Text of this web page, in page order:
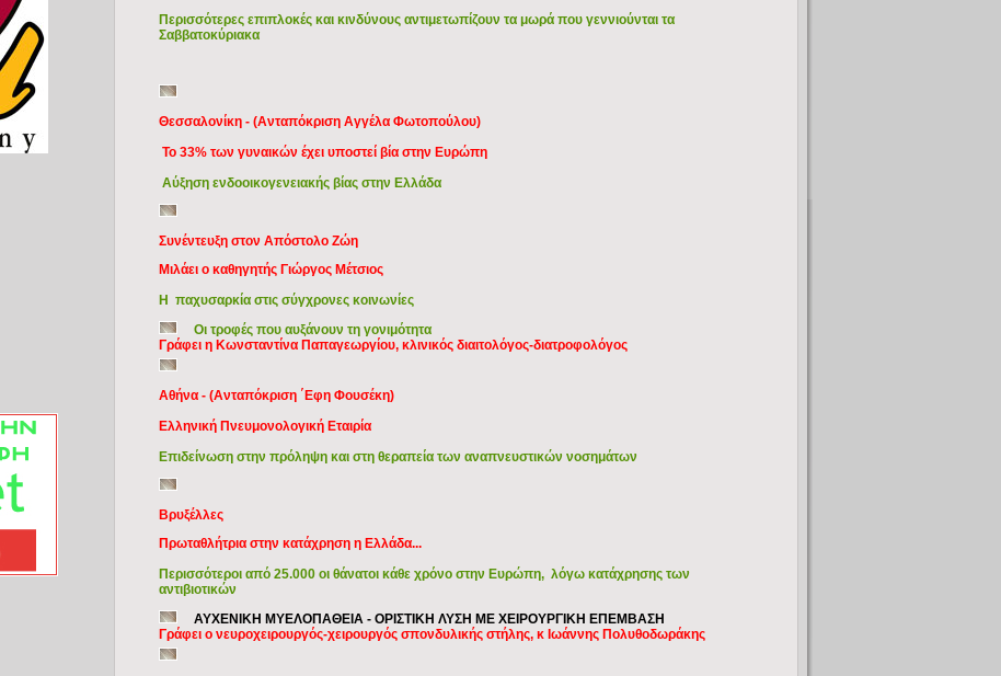
Περισσότερες επιπλοκές και κινδύνους αντιμετωπίζουν τα μωρά που γεννιούνται τα
Σαββατοκύριακα
Θεσσαλονίκη - (Ανταπόκριση Αγγέλα Φωτοπούλου)
Το 33% των γυναικών έχει υποστεί βία στην Ευρώπη
Αύξηση ενδοοικογενειακής βίας στην Ελλάδα
Συνέντευξη στον Απόστολο Ζώη
Μιλάει ο καθηγητής Γιώργος Μέτσιος
Η παχυσαρκία στις σύγχρονες κοινωνίες
Οι τροφές που αυξάνουν τη γονιμότητα
Γράφει η Κωνσταντίνα Παπαγεωργίου, κλινικός διαιτολόγος-διατροφολόγος
Αθήνα - (Ανταπόκριση ΄Εφη Φουσέκη)
Ελληνική Πνευμονολογική Εταιρία
Επιδείνωση στην πρόληψη και στη θεραπεία των αναπνευστικών νοσημάτων
Βρυξέλλες
Πρωταθλήτρια στην κατάχρηση η Ελλάδα...
Περισσότεροι από 25.000 οι θάνατοι κάθε χρόνο στην Ευρώπη, λόγω κατάχρησης των
αντιβιοτικών
ΑΥΧΕΝΙΚΗ ΜΥΕΛΟΠΑΘΕΙΑ - ΟΡΙΣΤΙΚΗ ΛΥΣΗ ΜΕ ΧΕΙΡΟΥΡΓΙΚΗ ΕΠΕΜΒΑΣΗ
Γράφει ο νευροχειρουργός-χειρουργός σπονδυλικής στήλης, κ Ιωάννης Πολυθοδωράκης